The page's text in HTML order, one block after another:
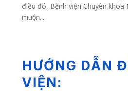
điều đó, Bệnh viện Chuyên khoa
muộn...
HƯỚNG DẪN
VIỆN: